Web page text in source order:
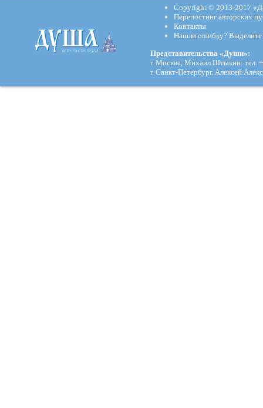
Copyright © 2013-2017
Перепостинг авторских
Контакты
Нашли ошибку?
Представительства «Души»:
г. Москва, Михаил Штыкин: тел.
г. Санкт-Петербург. Алексей